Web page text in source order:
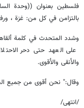
فلسطين بعنوان ((وحدة
بالتزامن في كل من: غزة ،
وشدد المتحدث في كلمة
على العهد حتى دحر
والأنقى والأقوى.
وقال:" نحن أقوى من جميع
/انتهى/